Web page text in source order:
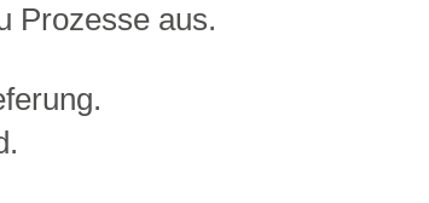
Prozesse aus.